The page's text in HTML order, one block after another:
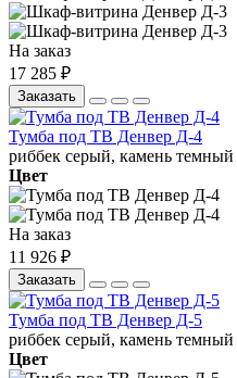
На заказ
17 285 ₽
Заказать
Тумба под ТВ Денвер Д-4
риббек серый, камень темный
Цвет
На заказ
11 926 ₽
Заказать
Тумба под ТВ Денвер Д-5
риббек серый, камень темный
Цвет